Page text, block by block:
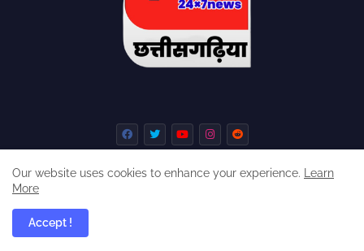
Our website uses cookies to enhance your experience.
Learn
More
Accept !